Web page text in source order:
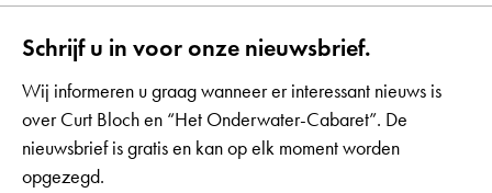
Schrijf u in voor onze nieuwsbrief.
Wij informeren u graag wanneer er interessant nieuws is
over Curt Bloch en “Het Onderwater-Cabaret”. De
nieuwsbrief is gratis en kan op elk moment worden
opgezegd.